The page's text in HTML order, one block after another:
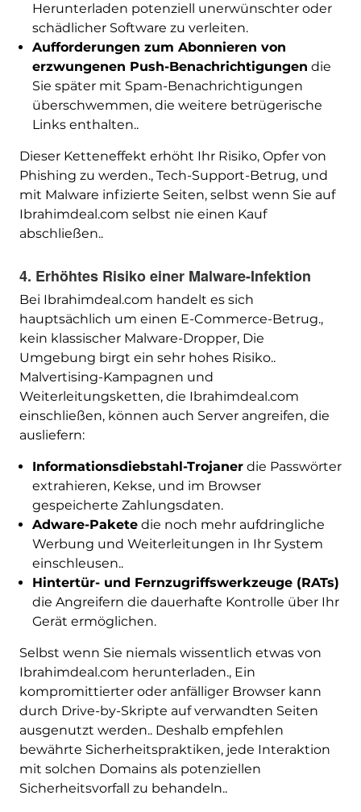
Herunterladen potenziell unerwünschter oder
schädlicher Software zu verleiten.
Aufforderungen zum Abonnieren von
erzwungenen Push-Benachrichtigungen die
Sie später mit Spam-Benachrichtigungen
überschwemmen, die weitere betrügerische
Links enthalten..
Dieser Ketteneffekt erhöht Ihr Risiko, Opfer von
Phishing zu werden., Tech-Support-Betrug, und
mit Malware infizierte Seiten, selbst wenn Sie auf
Ibrahimdeal.com selbst nie einen Kauf
abschließen..
4. Erhöhtes Risiko einer Malware-Infektion
Bei Ibrahimdeal.com handelt es sich
hauptsächlich um einen E-Commerce-Betrug.,
kein klassischer Malware-Dropper, Die
Umgebung birgt ein sehr hohes Risiko..
Malvertising-Kampagnen und
Weiterleitungsketten, die Ibrahimdeal.com
einschließen, können auch Server angreifen, die
ausliefern:
Informationsdiebstahl-Trojanerdie Passwörter
extrahieren, Kekse, und im Browser
gespeicherte Zahlungsdaten.
Adware-Paketedie noch mehr aufdringliche
Werbung und Weiterleitungen in Ihr System
einschleusen..
Hintertür- und Fernzugriffswerkzeuge (RATs)
die Angreifern die dauerhafte Kontrolle über Ihr
Gerät ermöglichen.
Selbst wenn Sie niemals wissentlich etwas von
Ibrahimdeal.com herunterladen., Ein
kompromittierter oder anfälliger Browser kann
durch Drive-by-Skripte auf verwandten Seiten
ausgenutzt werden.. Deshalb empfehlen
bewährte Sicherheitspraktiken, jede Interaktion
mit solchen Domains als potenziellen
Sicherheitsvorfall zu behandeln..